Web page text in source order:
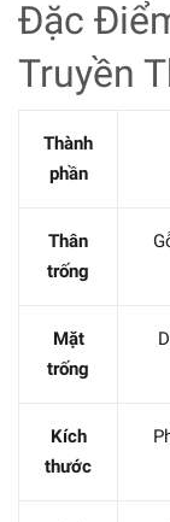
Đặc
Truyền
Thành
phần
Thân
trống
Mặt
trống
Kích
thước